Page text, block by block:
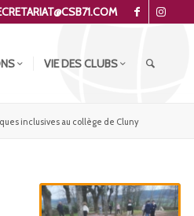
VIE DES CLUBS
inclusives au collège de Cluny